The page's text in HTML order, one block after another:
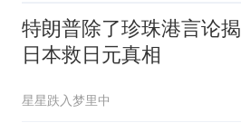
特朗普除了珍珠港言论揭
日本救日元真相
星星跌入梦里中